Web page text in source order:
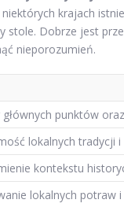
krajach
stole. Dobrze jest
nieporozumień.
punktów
lokalnych tradycji i
kontekstu
lokalnych potraw